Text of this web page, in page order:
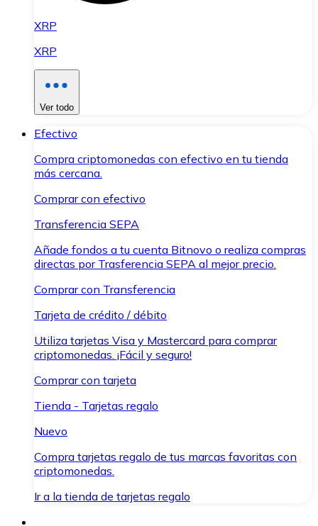
XRP
XRP
Ver todo
Efectivo
Compra criptomonedas con efectivo en tu tienda
más cercana.
Comprar con efectivo
Transferencia SEPA
Añade fondos a tu cuenta Bitnovo o realiza compras
directas por Trasferencia SEPA al mejor precio.
Comprar con Transferencia
Tarjeta de crédito / débito
Utiliza tarjetas Visa y Mastercard para comprar
criptomonedas. ¡Fácil y seguro!
Comprar con tarjeta
Tienda - Tarjetas regalo
Nuevo
Compra tarjetas regalo de tus marcas favoritas con
criptomonedas.
Ir a la tienda de tarjetas regalo